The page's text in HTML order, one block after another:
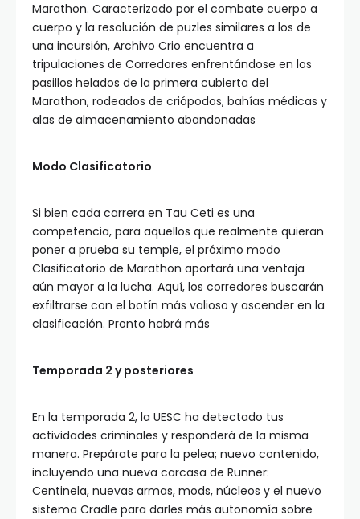
Marathon. Caracterizado por el combate cuerpo a
cuerpo y la resolución de puzles similares a los de
una incursión, Archivo Crio encuentra a
tripulaciones de Corredores enfrentándose en los
pasillos helados de la primera cubierta del
Marathon, rodeados de criópodos, bahías médicas y
alas de almacenamiento abandonadas
Modo Clasificatorio
Si bien cada carrera en Tau Ceti es una
competencia, para aquellos que realmente quieran
poner a prueba su temple, el próximo modo
Clasificatorio de Marathon aportará una ventaja
aún mayor a la lucha. Aquí, los corredores buscarán
exfiltrarse con el botín más valioso y ascender en la
clasificación. Pronto habrá más
Temporada 2 y posteriores
En la temporada 2, la UESC ha detectado tus
actividades criminales y responderá de la misma
manera. Prepárate para la pelea; nuevo contenido,
incluyendo una nueva carcasa de Runner:
Centinela, nuevas armas, mods, núcleos y el nuevo
sistema Cradle para darles más autonomía sobre